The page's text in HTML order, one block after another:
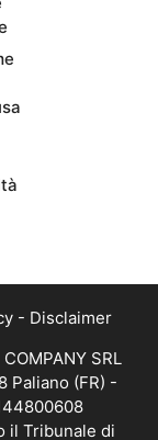
- Disclaimer
SRL
Paliano (FR) -
il Tribunale di